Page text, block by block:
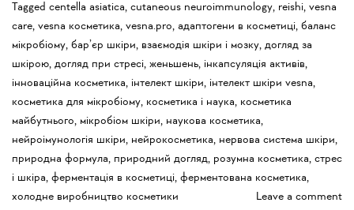
Tagged centella asiatica, cutaneous neuroimmunology, reishi, vesna
care, vesna косметика, vesna.pro, адаптогени в косметиці, баланс
мікробіому, бар’єр шкіри, взаємодія шкіри і мозку, догляд за
шкірою, догляд при стресі, женьшень, інкапсуляція активів,
інноваційна косметика, інтелект шкіри, інтелект шкіри vesna,
косметика для мікробіому, косметика і наука, косметика
майбутнього, мікробіом шкіри, наукова косметика,
нейроімунологія шкіри, нейрокосметика, нервова система шкіри,
природна формула, природний догляд, розумна косметика, стрес
і шкіра, ферментація в косметиці, ферментована косметика,
холодне виробництво косметики
Leave a comment